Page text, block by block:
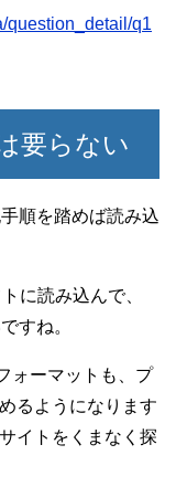
question_detail/q1
要らない
順を踏めば読み込
に読み込んで、
すね。
ォーマットも、プ
るようになります
イトをくまなく探